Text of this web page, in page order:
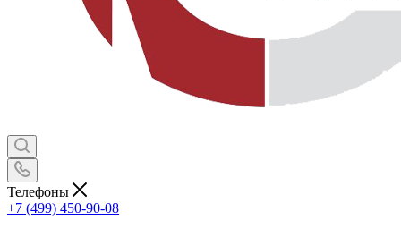
Телефоны
+7 (499) 450-90-08